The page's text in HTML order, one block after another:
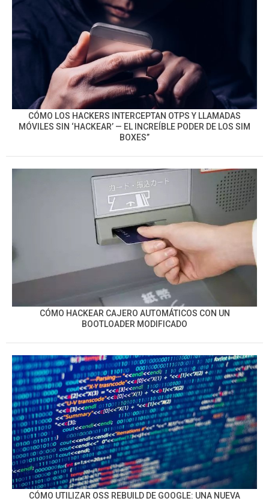
CÓMO LOS HACKERS INTERCEPTAN OTPS Y LLAMADAS
MÓVILES SIN ‘HACKEAR’ — EL INCREÍBLE PODER DE LOS SIM
BOXES”
CÓMO HACKEAR CAJERO AUTOMÁTICOS CON UN
BOOTLOADER MODIFICADO
CÓMO UTILIZAR OSS REBUILD DE GOOGLE: UNA NUEVA